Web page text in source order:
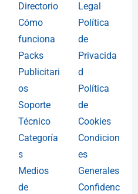
Directorio
Cómo
funciona
Packs
Publicitari
os
Soporte
Técnico
Categoría
s
Medios
de
Legal
Política
de
Privacida
d
Política
de
Cookies
Condicion
es
Generales
Confidenc